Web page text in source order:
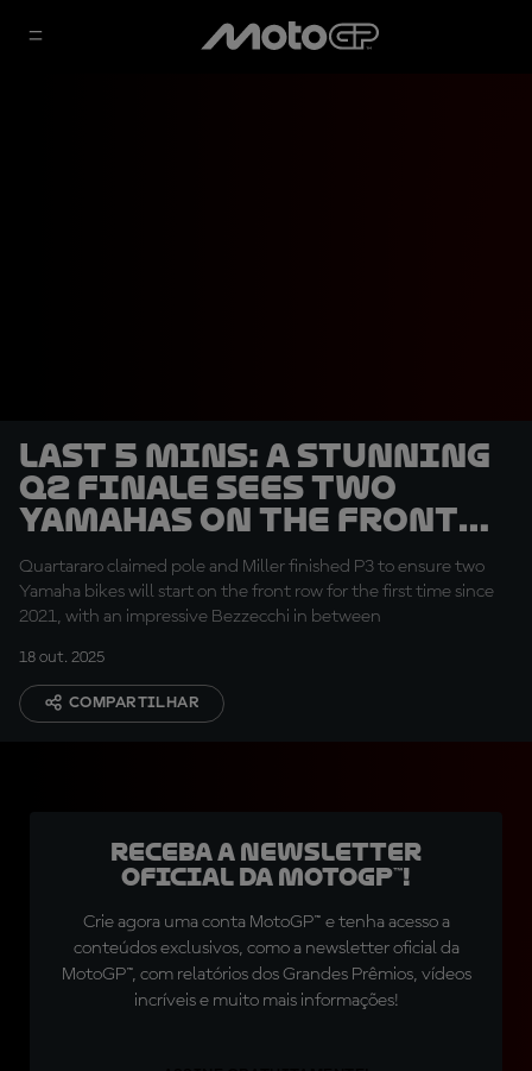
LAST 5 MINS: A stunning
Q2 finale sees two
Yamahas on the front
row for the first time
in four years!
Quartararo claimed pole and Miller finished P3 to ensure two
Yamaha bikes will start on the front row for the first time since
2021, with an impressive Bezzecchi in between
18 out. 2025
COMPARTILHAR
Receba a newsletter
oficial da MotoGP™!
Crie agora uma conta MotoGP™ e tenha acesso a
conteúdos exclusivos, como a newsletter oficial da
MotoGP™, com relatórios dos Grandes Prêmios, vídeos
incríveis e muito mais informações!